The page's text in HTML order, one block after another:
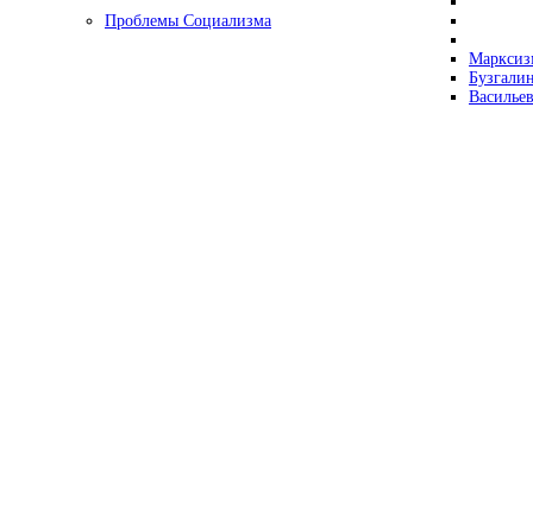
Проблемы Социализма